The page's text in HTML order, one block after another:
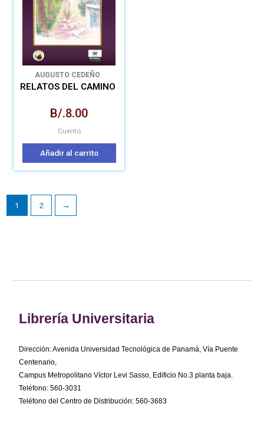
AUGUSTO CEDEÑO
RELATOS DEL CAMINO
B/.8.00
Cuento
Añadir al carrito
1 2 →
Librería Universitaria
Dirección: Avenida Universidad Tecnológica de Panamá, Vía Puente
Centenario,
Campus Metropolitano Víctor Levi Sasso, Edificio No.3 planta baja.
Teléfono: 560-3031
Teléfono del Centro de Distribución: 560-3683